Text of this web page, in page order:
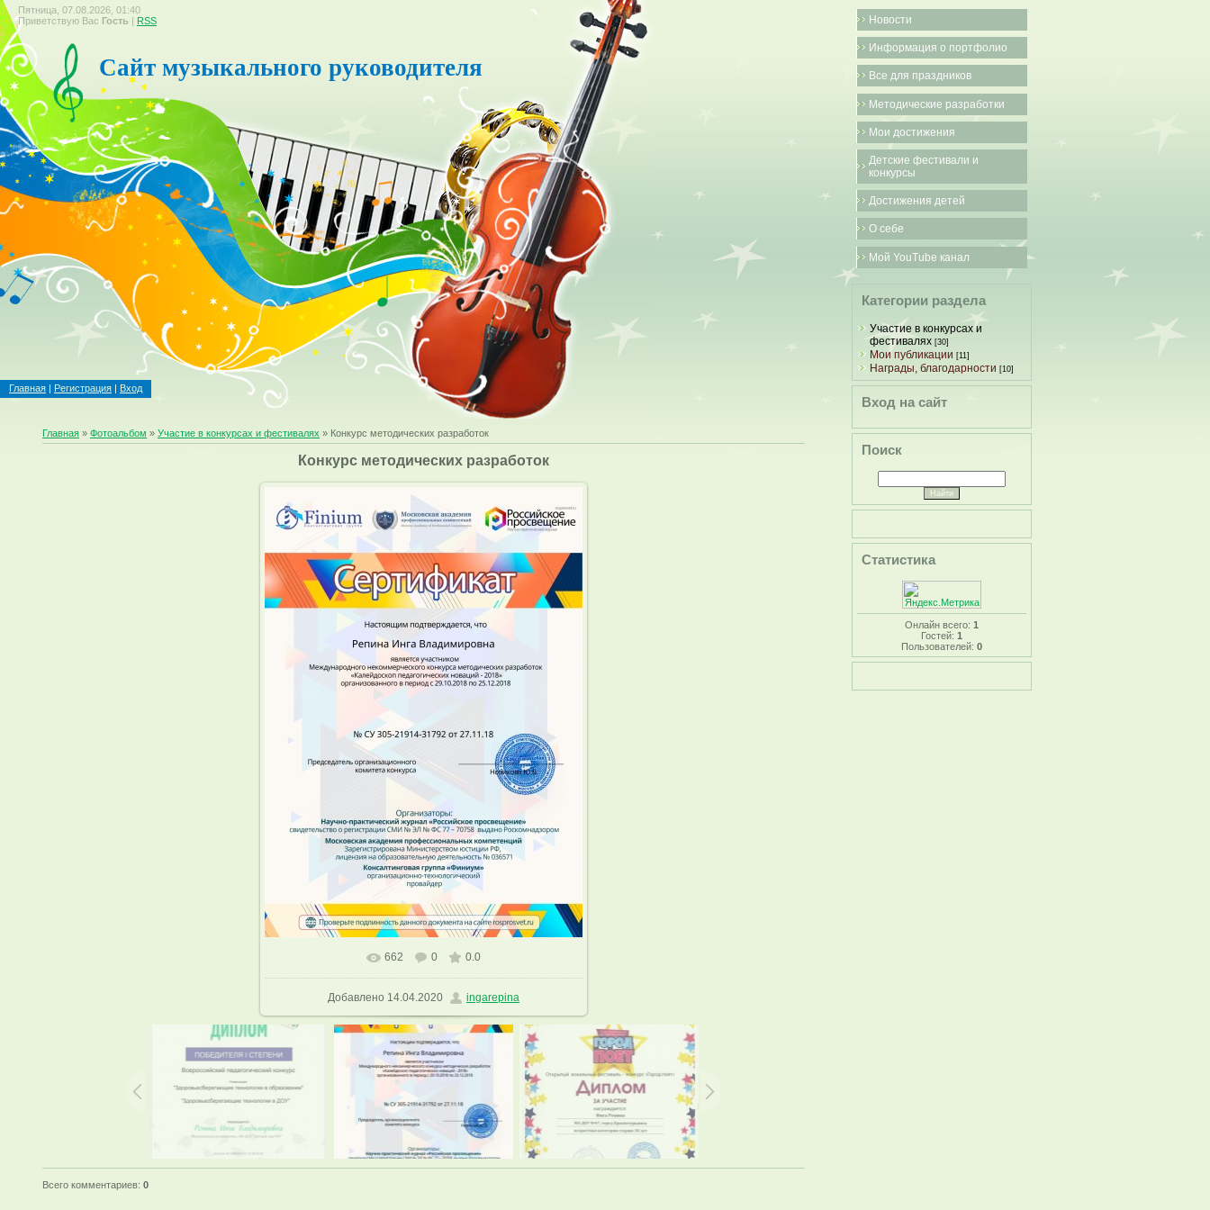
Пятница, 07.08.2026, 01:40
Приветствую Вас Гость | RSS
Сайт музыкального руководителя
Главная | Регистрация | Вход
Главная »Фотоальбом »Участие в конкурсах и фестивалях » Конкурс методических разработок
Конкурс методических разработок
В реальном размере 1131x1600
662 0 0.0
Добавлено 14.04.2020 ingarepina
Всего комментариев:0
Новости
Информация о портфолио
Все для праздников
Методические разработки
Мои достижения
Детские фестивали и
конкурсы
Достижения детей
О себе
Мой YouTube канал
Категории раздела
Участие в конкурсах и
фестивалях [30]
Мои публикации [11]
Награды, благодарности [10]
Вход на сайт
Поиск
Статистика
Онлайн всего: 1
Гостей: 1
Пользователей: 0